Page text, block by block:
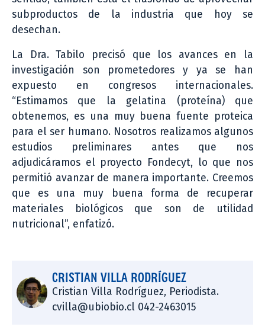
subproductos de la industria que hoy se
desechan.
La Dra. Tabilo precisó que los avances en la
investigación son prometedores y ya se han
expuesto en congresos internacionales.
“Estimamos que la gelatina (proteína) que
obtenemos, es una muy buena fuente proteica
para el ser humano. Nosotros realizamos algunos
estudios preliminares antes que nos
adjudicáramos el proyecto Fondecyt, lo que nos
permitió avanzar de manera importante. Creemos
que es una muy buena forma de recuperar
materiales biológicos que son de utilidad
nutricional”, enfatizó.
CRISTIAN VILLA RODRÍGUEZ
Cristian Villa Rodríguez, Periodista.
cvilla@ubiobio.cl 042-2463015